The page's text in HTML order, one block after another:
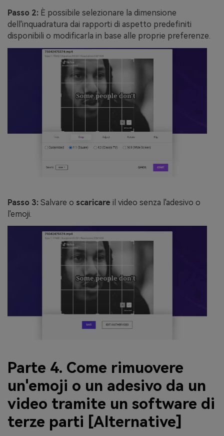
Passo 2: È possibile selezionare la dimensione
dell'inquadratura dai rapporti di aspetto predefiniti
disponibili o modificarla in base alle proprie preferenze.
Passo 3: Salvare o scaricare il video senza l'adesivo o
l'emoji.
Parte 4. Come rimuovere
un'emoji o un adesivo da un
video tramite un software di
terze parti [Alternative]